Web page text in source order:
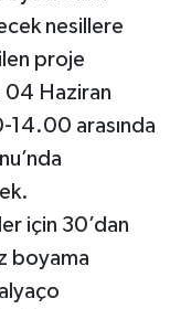
nesillere
proje
04 Haziran
arasında
için 30’dan
boyama